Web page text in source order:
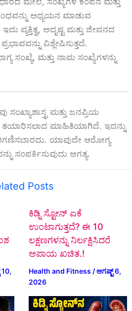
ಅಧ್ಯಯನ ಮಾಡುವ
ವ್ಯಕ್ತಿತ್ವ, ಅದೃಷ್ಟ ಮತ್ತು ಜೀವನದ
ವಿಶ್ಲೇಷಿಸುತ್ತದೆ.
ಸಂಖ್ಯೆ, ಮತ್ತು ನಾಮ ಸಂಖ್ಯೆಗಳನ್ನು
ಸಂಖ್ಯಾಶಾಸ್ತ್ರ ಮತ್ತು ಜನಪ್ರಿಯ
ಮಾಹಿತಿಯಾಗಿದೆ. ಇದನ್ನು
ಯಾವುದೇ ಆರೋಗ್ಯ
ಸಂಪರ್ಕಿಸುವುದು ಅಗತ್ಯ.
Posts
ಕಿಡ್ನಿ ಸ್ಟೋನ್‌ ಏಕೆ
ಉಂಟಾಗುತ್ತದೆ? ಈ 10
ಲಕ್ಷಣಗಳನ್ನು ನಿರ್ಲಕ್ಷಿಸಿದರೆ
ಅಪಾಯ ಖಚಿತ.!
Health and Fitness /ಆಗಷ್ಟ್ 6,
2026